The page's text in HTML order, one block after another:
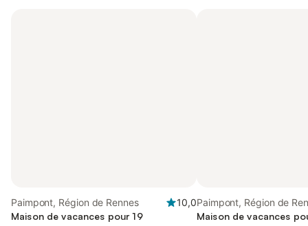
Paimpont, Région de Rennes
10,0
Maison de vacances pour 19
Paimpont, Région de
Maison de vacances